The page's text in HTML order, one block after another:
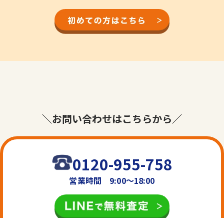
＼お問い合わせはこちらから／
0120-955-758
営業時間 9:00〜18:00